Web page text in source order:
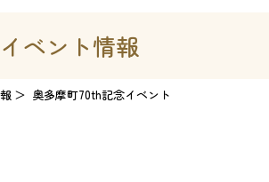
イベント情報
奥多摩町70th記念イベント